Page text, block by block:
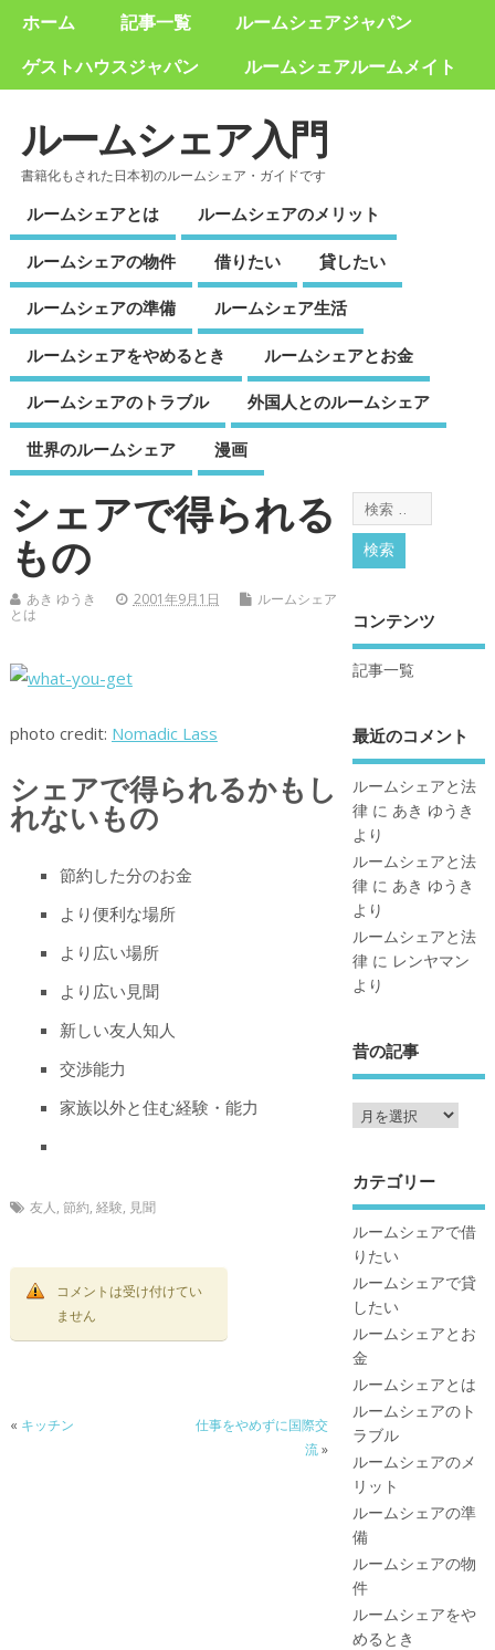
ホーム 記事一覧
ルームシェアジャパン
ゲストハウスジャパン
ルームシェアルームメイト
ルームシェア入門
書籍化もされた日本初のルームシェア・ガイドです
ルームシェアとは ルームシェアのメリット
ルームシェアの物件 借りたい 貸したい
ルームシェアの準備 ルームシェア生活
ルームシェアをやめるとき ルームシェアとお金
ルームシェアのトラブル 外国人とのルームシェア
世界のルームシェア 漫画
シェアで得られる
もの
あき ゆうき 2001年9月1日
ルームシェア
とは
photo credit: Nomadic Lass
シェアで得られるかもし
れないもの
節約した分のお金
より便利な場所
より広い場所
より広い見聞
新しい友人知人
交渉能力
家族以外と住む経験・能力
友人, 節約, 経験, 見聞
コメントは受け付けてい
ません
« キッチン
仕事をやめずに国際交
流»
コンテンツ
記事一覧
最近のコメント
ルームシェアと法
律に あき ゆうき
より
ルームシェアと法
律に あき ゆうき
より
ルームシェアと法
律に レンヤマン
より
昔の記事
カテゴリー
ルームシェアで借
りたい
ルームシェアで貸
したい
ルームシェアとお
金
ルームシェアとは
ルームシェアのト
ラブル
ルームシェアのメ
リット
ルームシェアの準
備
ルームシェアの物
件
ルームシェアをや
めるとき